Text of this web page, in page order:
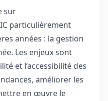
sur
particulièrement
années : la gestion
Les enjeux sont
et l’accessibilité des
améliorer les
en œuvre le